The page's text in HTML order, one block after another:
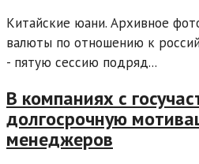
Китайские юани. Архивное
валюты по отношению к
- пятую сессию подряд...
В компаниях с
долгосрочную
менеджеров